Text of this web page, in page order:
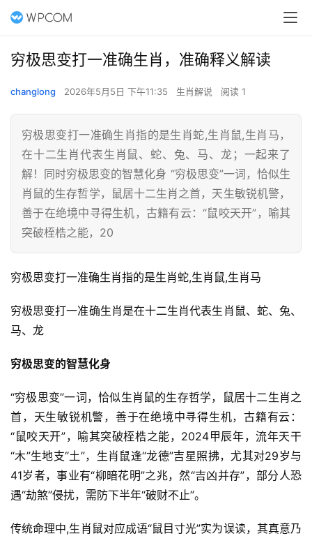
穷极思变打一准确生肖，准确释义解读
changlong 2026年5月5日 下午11:35 生肖解说 阅读 1
穷极思变打一准确生肖指的是生肖蛇,生肖鼠,生肖马，
在十二生肖代表生肖鼠、蛇、兔、马、龙；一起来了
解！同时穷极思变的智慧化身 “穷极思变”一词，恰似生
肖鼠的生存哲学，鼠居十二生肖之首，天生敏锐机警，
善于在绝境中寻得生机，古籍有云：“鼠咬天开”，喻其
突破桎梏之能，20
穷极思变打一准确生肖指的是生肖蛇,生肖鼠,生肖马
穷极思变打一准确生肖是在十二生肖代表生肖鼠、蛇、兔、
马、龙
穷极思变的智慧化身
“穷极思变”一词，恰似生肖鼠的生存哲学，鼠居十二生肖之
首，天生敏锐机警，善于在绝境中寻得生机，古籍有云：
“鼠咬天开”，喻其突破桎梏之能，2024甲辰年，流年天干
“木”生地支“土”，生肖鼠逢“龙德”吉星照拂，尤其对29岁与
41岁者，事业有“柳暗花明”之兆，然“吉凶并存”，部分人恐
遇“劫煞”侵扰，需防下半年“破财不止”。
传统命理中,生肖鼠对应成语“鼠目寸光”实为误读，其真意乃